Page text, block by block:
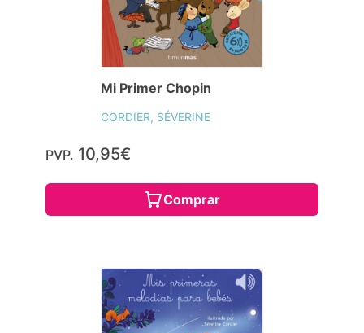
Mi Primer Chopin
CORDIER, SÉVERINE
PVP. 10,95€
Comprar